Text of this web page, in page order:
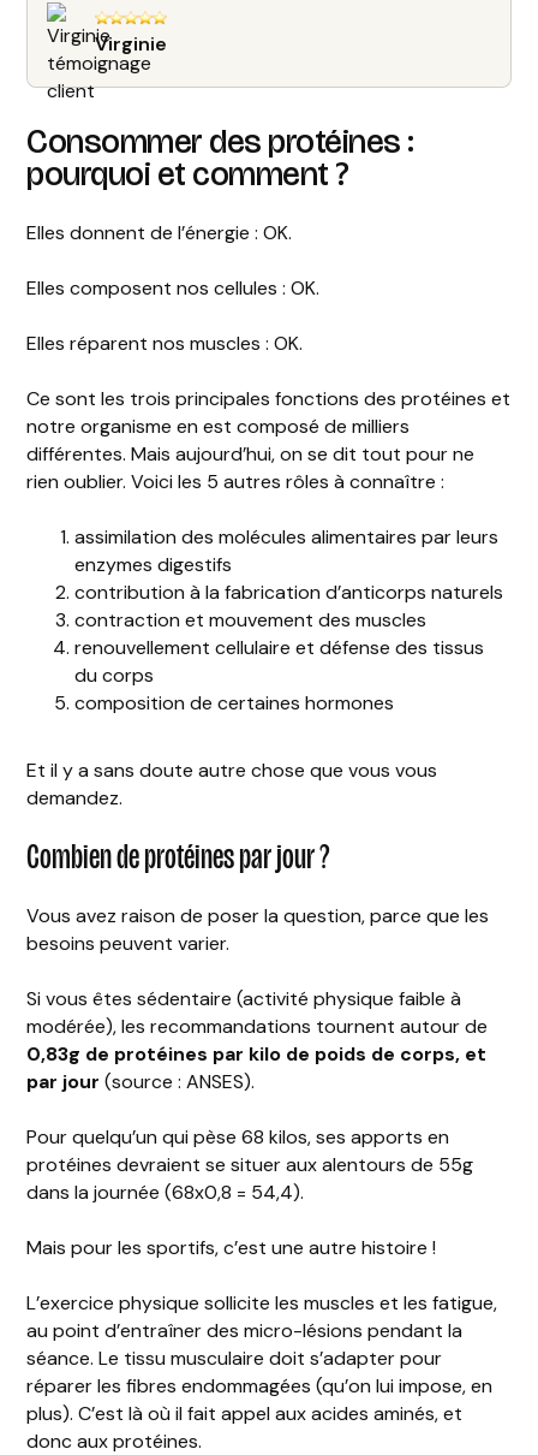
Virginie
Consommer des protéines :
pourquoi et comment ?
Elles donnent de l’énergie : OK.
Elles composent nos cellules : OK.
Elles réparent nos muscles : OK.
Ce sont les trois principales fonctions des protéines et
notre organisme en est composé de milliers
différentes. Mais aujourd’hui, on se dit tout pour ne
rien oublier. Voici les 5 autres rôles à connaître :
assimilation des molécules alimentaires par leurs
enzymes digestifs
contribution à la fabrication d’anticorps naturels
contraction et mouvement des muscles
renouvellement cellulaire et défense des tissus
du corps
composition de certaines hormones
Et il y a sans doute autre chose que vous vous
demandez.
Combien de protéines par jour ?
Vous avez raison de poser la question, parce que les
besoins peuvent varier.
Si vous êtes sédentaire (activité physique faible à
modérée), les recommandations tournent autour de
0,83g de protéines par kilo de poids de corps, et
par jour (source : ANSES).
Pour quelqu’un qui pèse 68 kilos, ses apports en
protéines devraient se situer aux alentours de 55g
dans la journée (68x0,8 = 54,4).
Mais pour les sportifs, c’est une autre histoire !
L’exercice physique sollicite les muscles et les fatigue,
au point d’entraîner des micro-lésions pendant la
séance. Le tissu musculaire doit s’adapter pour
réparer les fibres endommagées (qu’on lui impose, en
plus). C’est là où il fait appel aux acides aminés, et
donc aux protéines.